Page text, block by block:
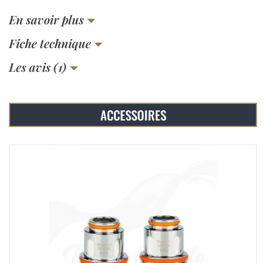
En savoir plus
Fiche technique
Les avis (1)
ACCESSOIRES